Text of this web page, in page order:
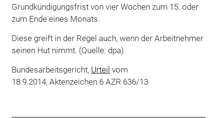
Grundkündigungsfrist von vier Wochen zum 15. oder
zum Ende eines Monats.
Diese greift in der Regel auch, wenn der Arbeitnehmer
seinen Hut nimmt. (Quelle: dpa)
Bundesarbeitsgericht, Urteil vom
18.9.2014, Aktenzeichen 6 AZR 636/13